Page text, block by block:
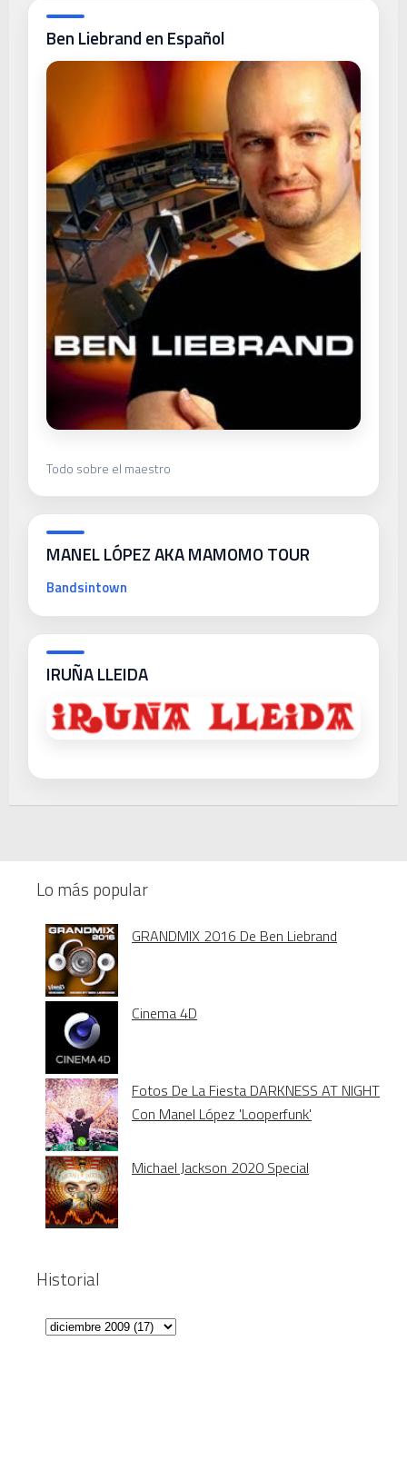
Ben Liebrand en Español
Todo sobre el maestro
MANEL LÓPEZ AKA MAMOMO TOUR
Bandsintown
IRUÑA LLEIDA
Lo más popular
GRANDMIX 2016 De Ben Liebrand
Cinema 4D
Fotos De La Fiesta DARKNESS AT NIGHT
Con Manel López 'Looperfunk'
Michael Jackson 2020 Special
Historial